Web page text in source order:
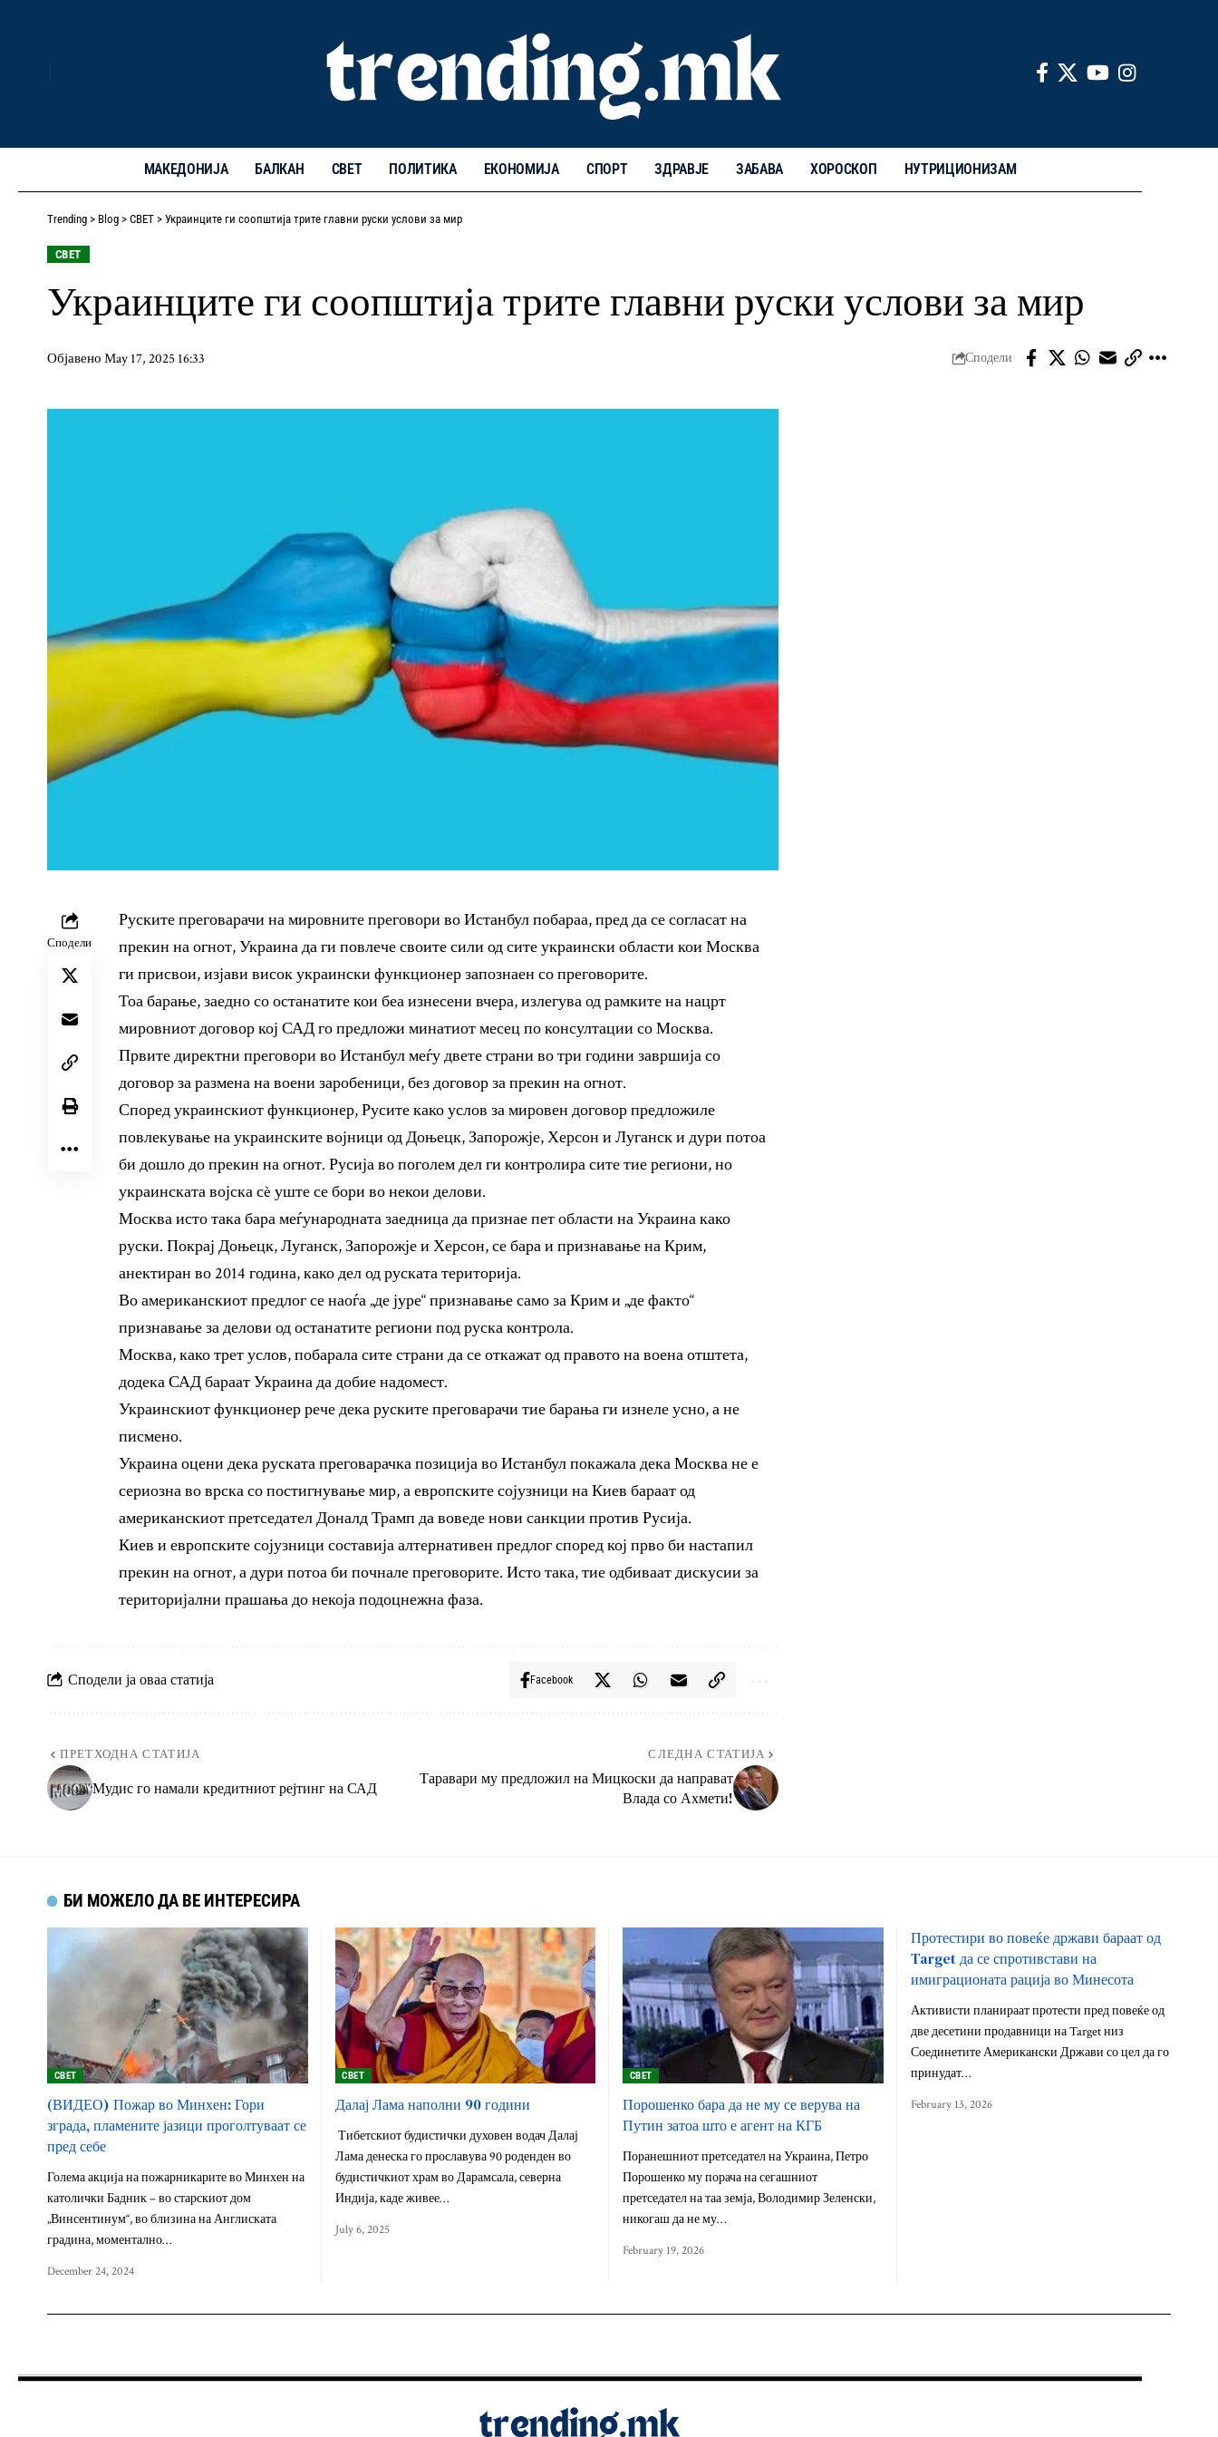
МАКЕДОНИЈА БАЛКАН СВЕТ ПОЛИТИКА ЕКОНОМИЈА СПОРТ ЗДРАВЈЕ ЗАБАВА ХОРОСКОП НУТРИЦИОНИЗАМ
Trending > Blog > СВЕТ > Украинците ги соопштија трите главни руски услови за мир
СВЕТ
Украинците ги соопштија трите главни руски услови за мир
Објавено May 17, 2025 16:33 Сподели
Сподели
Руските преговарачи на мировните преговори во Истанбул побараа, пред да се согласат на
прекин на огнот, Украина да ги повлече своите сили од сите украински области кои Москва
ги присвои, изјави висок украински функционер запознаен со преговорите.
Тоа барање, заедно со останатите кои беа изнесени вчера, излегува од рамките на нацрт
мировниот договор кој САД го предложи минатиот месец по консултации со Москва.
Првите директни преговори во Истанбул меѓу двете страни во три години завршија со
договор за размена на воени заробеници, без договор за прекин на огнот.
Според украинскиот функционер, Русите како услов за мировен договор предложиле
повлекување на украинските војници од Доњецк, Запорожје, Херсон и Луганск и дури потоа
би дошло до прекин на огнот. Русија во поголем дел ги контролира сите тие региони, но
украинската војска сè уште се бори во некои делови.
Москва исто така бара меѓународната заедница да признае пет области на Украина како
руски. Покрај Доњецк, Луганск, Запорожје и Херсон, се бара и признавање на Крим,
анектиран во 2014 година, како дел од руската територија.
Во американскиот предлог се наоѓа „де јуре“ признавање само за Крим и „де факто“
признавање за делови од останатите региони под руска контрола.
Москва, како трет услов, побарала сите страни да се откажат од правото на воена отштета,
додека САД бараат Украина да добие надомест.
Украинскиот функционер рече дека руските преговарачи тие барања ги изнеле усно, а не
писмено.
Украина оцени дека руската преговарачка позиција во Истанбул покажала дека Москва не е
сериозна во врска со постигнување мир, а европските сојузници на Киев бараат од
американскиот претседател Доналд Трамп да воведе нови санкции против Русија.
Киев и европските сојузници составија алтернативен предлог според кој прво би настапил
прекин на огнот, а дури потоа би почнале преговорите. Исто така, тие одбиваат дискусии за
територијални прашања до некоја подоцнежна фаза.
Сподели ја оваа статија Facebook
ПРЕТХОДНА СТАТИЈА
Мудис го намали кредитниот рејтинг на САД
СЛЕДНА СТАТИЈА
Таравари му предложил на Мицкоски да направат
Влада со Ахмети!
БИ МОЖЕЛО ДА ВЕ ИНТЕРЕСИРА
СВЕТ
(ВИДЕО) Пожар во Минхен: Гори
зграда, пламените јазици проголтуваат се
пред себе
Голема акција на пожарникарите во Минхен на
католички Бадник – во старскиот дом
„Винсентинум“, во близина на Англиската
градина, моментално…
December 24, 2024
СВЕТ
Далај Лама наполни 90 години
Тибетскиот будистички духовен водач Далај
Лама денеска го прославува 90 роденден во
будистичкиот храм во Дарамсала, северна
Индија, каде живее…
July 6, 2025
СВЕТ
Порошенко бара да не му се верува на
Путин затоа што е агент на КГБ
Поранешниот претседател на Украина, Петро
Порошенко му порача на сегашниот
претседател на таа земја, Володимир Зеленски,
никогаш да не му…
February 19, 2026
Протестири во повеќе држави бараат од
Target да се спротивстави на
имиграционата рација во Минесота
Активисти планираат протести пред повеќе од
две десетини продавници на Target низ
Соединетите Американски Држави со цел да го
принудат…
February 13, 2026